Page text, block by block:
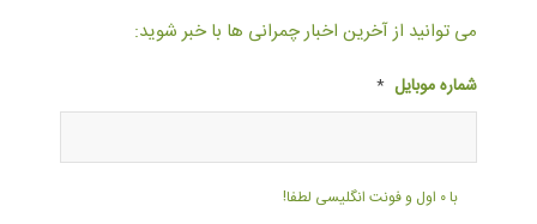
می توانید از آخرین اخبار چمرانی ها با خبر شوید:
شماره موبایل *
با ۰ اول و فونت انگلیسی لطفا!